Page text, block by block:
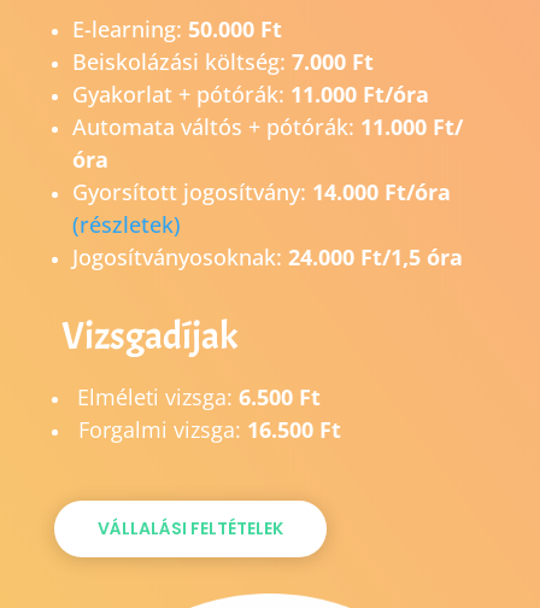
E-learning: 50.000 Ft
Beiskolázási költség: 7.000 Ft
Gyakorlat + pótórák: 11.000 Ft/óra
Automata váltós + pótórák: 11.000 Ft/
óra
Gyorsított jogosítvány: 14.000 Ft/óra
(részletek)
Jogosítványosoknak: 24.000 Ft/1,5 óra
Vizsgadíjak
Elméleti vizsga: 6.500 Ft
Forgalmi vizsga: 16.500 Ft
VÁLLALÁSI FELTÉTELEK